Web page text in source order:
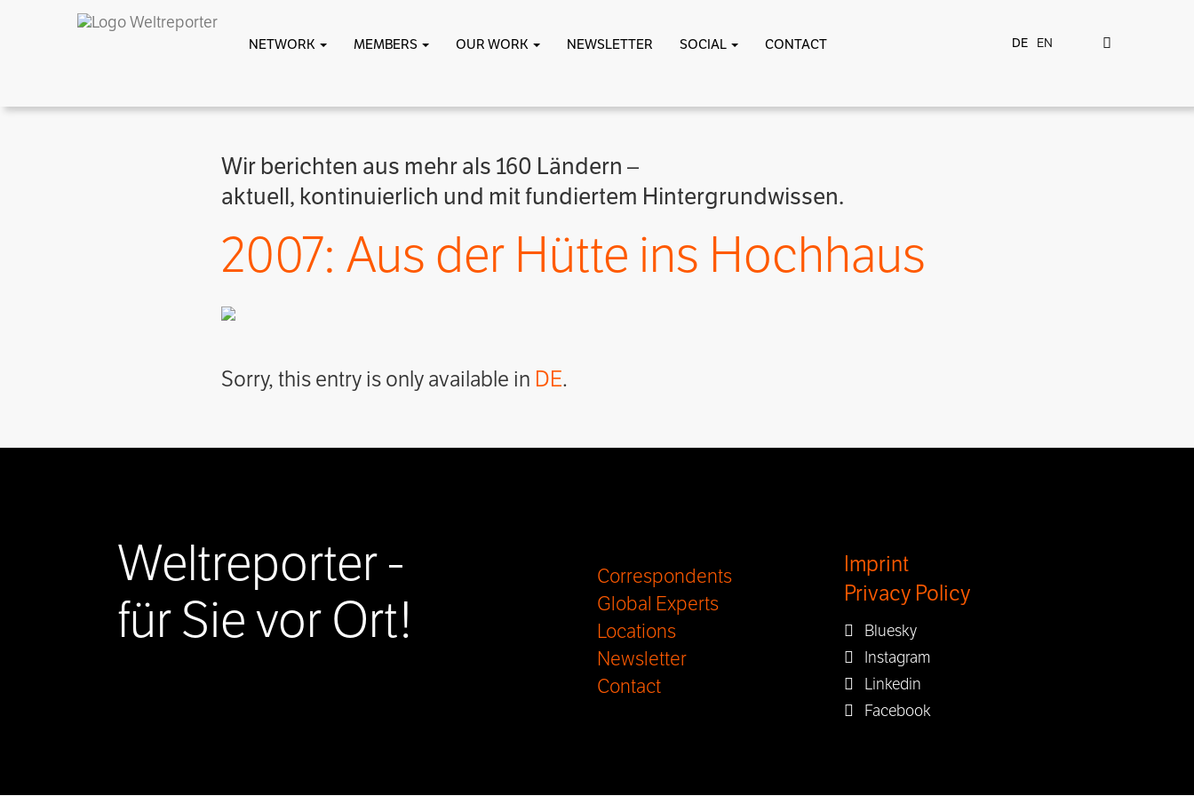
NETWORK MEMBERS OUR WORK NEWSLETTER SOCIAL CONTACT DE EN
Wir berichten aus mehr als 160 Ländern –
aktuell, kontinuierlich und mit fundiertem Hintergrundwissen.
2007: Aus der Hütte ins Hochhaus
Sorry, this entry is only available in DE.
Weltreporter -
für Sie vor Ort!
Correspondents
Global Experts
Locations
Newsletter
Contact
Imprint
Privacy Policy
Bluesky
Instagram
Linkedin
Facebook